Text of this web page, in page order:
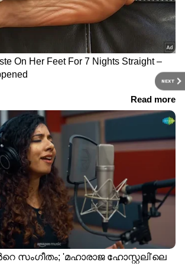
NEXT